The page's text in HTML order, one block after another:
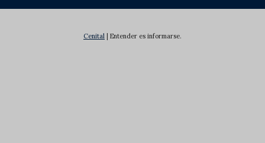
Cenital | Entender es informarse.